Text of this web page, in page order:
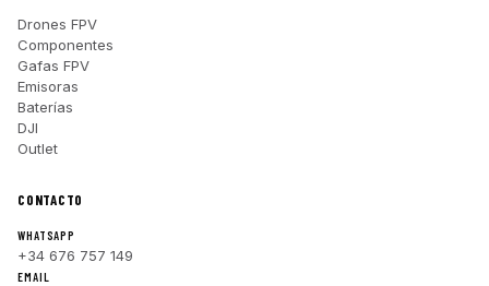
Drones FPV
Componentes
Gafas FPV
Emisoras
Baterías
DJI
Outlet
CONTACTO
WHATSAPP
+34 676 757 149
EMAIL